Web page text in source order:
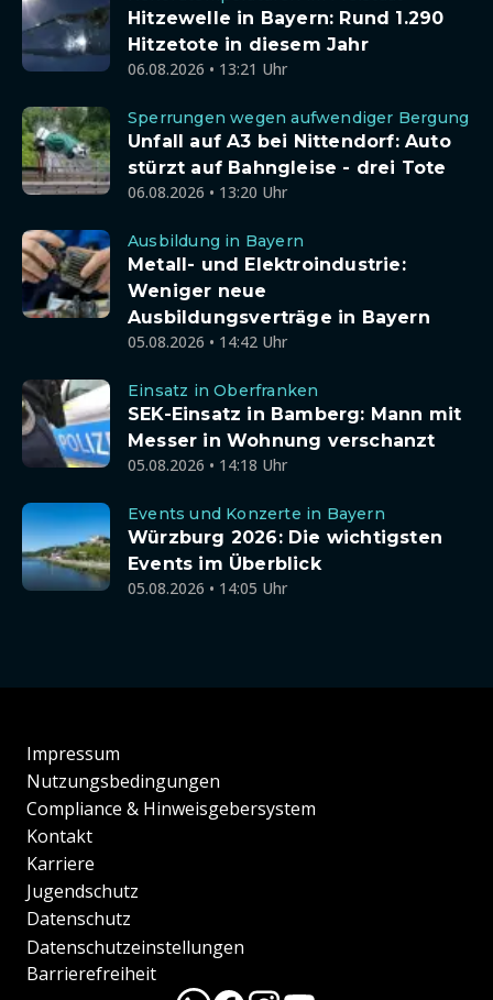
Hitzewelle in Bayern: Rund 1.290
Hitzetote in diesem Jahr
06.08.2026 • 13:21 Uhr
Sperrungen wegen aufwendiger Bergung
Unfall auf A3 bei Nittendorf: Auto
stürzt auf Bahngleise - drei Tote
06.08.2026 • 13:20 Uhr
Ausbildung in Bayern
Metall- und Elektroindustrie:
Weniger neue
Ausbildungsverträge in Bayern
05.08.2026 • 14:42 Uhr
Einsatz in Oberfranken
SEK-Einsatz in Bamberg: Mann mit
Messer in Wohnung verschanzt
05.08.2026 • 14:18 Uhr
Events und Konzerte in Bayern
Würzburg 2026: Die wichtigsten
Events im Überblick
05.08.2026 • 14:05 Uhr
Impressum
Nutzungsbedingungen
Compliance & Hinweisgebersystem
Kontakt
Karriere
Jugendschutz
Datenschutz
Datenschutzeinstellungen
Barrierefreiheit